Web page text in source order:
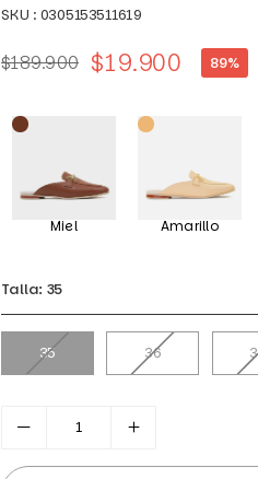
SKU : 0305153511619
Precio
$189.900 $19.900 89%
Miel Amarillo
Talla: 35
35 36